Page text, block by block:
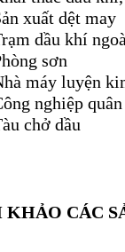
xuất dệt may
dầu khí
sơn
máy luyện
nghiệp
chở dầu
KHẢO CÁC